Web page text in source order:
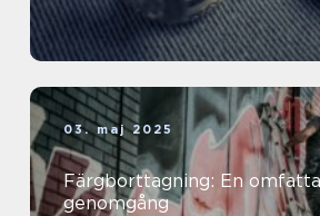
03. maj 2025
Färgborttagning: En
genomgång